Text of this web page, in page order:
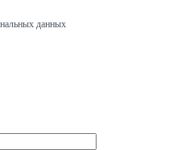
данных